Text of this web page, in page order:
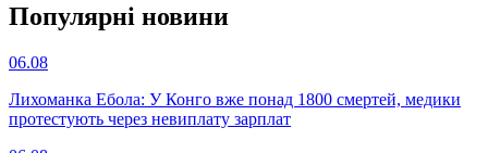
Популярнi новини
06.08
Лихоманка Ебола: У Конго вже понад 1800 смертей, медики
протестують через невиплату зарплат